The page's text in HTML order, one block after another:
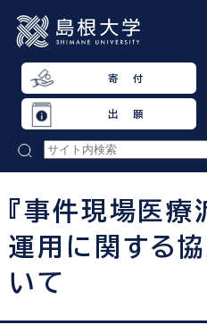
寄 付
出 願
『事件現場医療
運用に関する
いて